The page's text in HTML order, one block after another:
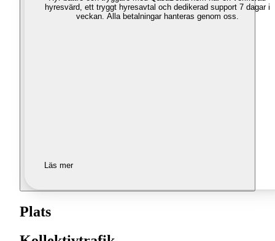
hyresvärd, ett tryggt hyresavtal och dedikerad support 7 dagar i
veckan. Alla betalningar hanteras genom oss.
Läs mer
Plats